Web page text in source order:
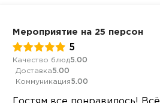
Мероприятие на 25 персон
5
Качество блюд5.00
Доставка5.00
Коммуникация5.00